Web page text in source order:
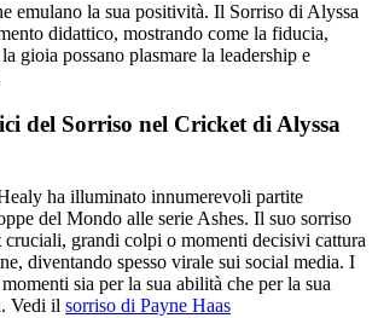
emulano la sua positività. Il Sorriso di Alyssa
didattico, mostrando come la fiducia,
gioia possano plasmare la leadership e
del Sorriso nel Cricket di Alyssa
ha illuminato innumerevoli partite
del Mondo alle serie Ashes. Il suo sorriso
grandi colpi o momenti decisivi cattura
diventando spesso virale sui social media. I
sia per la sua abilità che per la sua
Vedi il sorriso di Payne Haas